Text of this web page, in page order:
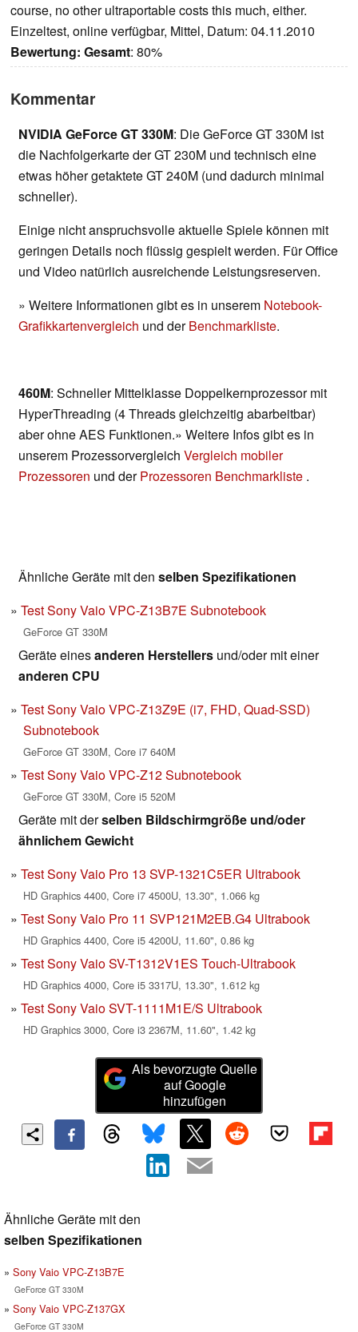
course, no other ultraportable costs this much, either.
Einzeltest, online verfügbar, Mittel, Datum: 04.11.2010
Bewertung: Gesamt: 80%
Kommentar
NVIDIA GeForce GT 330M: Die GeForce GT 330M ist
die Nachfolgerkarte der GT 230M und technisch eine
etwas höher getaktete GT 240M (und dadurch minimal
schneller).
Einige nicht anspruchsvolle aktuelle Spiele können mit
geringen Details noch flüssig gespielt werden. Für Office
und Video natürlich ausreichende Leistungsreserven.
» Weitere Informationen gibt es in unserem Notebook-
Grafikkartenvergleich und derBenchmarkliste.
460M: Schneller Mittelklasse Doppelkernprozessor mit
HyperThreading (4 Threads gleichzeitig abarbeitbar)
aber ohne AES Funktionen.» Weitere Infos gibt es in
unserem Prozessorvergleich Vergleich mobiler
Prozessoren und derProzessoren Benchmarkliste .
Ähnliche Geräte mit den selben Spezifikationen
Test Sony Vaio VPC-Z13B7E Subnotebook
GeForce GT 330M
Geräte einesanderen Herstellers und/oder mit einer
anderen CPU
Test Sony Vaio VPC-Z13Z9E (i7, FHD, Quad-SSD)
Subnotebook
GeForce GT 330M, Core i7 640M
Test Sony Vaio VPC-Z12 Subnotebook
GeForce GT 330M, Core i5 520M
Geräte mit derselben Bildschirmgröße und/oder
ähnlichem Gewicht
Test Sony Vaio Pro 13 SVP-1321C5ER Ultrabook
HD Graphics 4400, Core i7 4500U, 13.30", 1.066 kg
Test Sony Vaio Pro 11 SVP121M2EB.G4 Ultrabook
HD Graphics 4400, Core i5 4200U, 11.60", 0.86 kg
Test Sony Vaio SV-T1312V1ES Touch-Ultrabook
HD Graphics 4000, Core i5 3317U, 13.30", 1.612 kg
Test Sony Vaio SVT-1111M1E/S Ultrabook
HD Graphics 3000, Core i3 2367M, 11.60", 1.42 kg
Als bevorzugte Quelle
auf Google
hinzufügen
Ähnliche Geräte mit den
selben Spezifikationen
Sony Vaio VPC-Z13B7E
GeForce GT 330M
Sony Vaio VPC-Z137GX
GeForce GT 330M